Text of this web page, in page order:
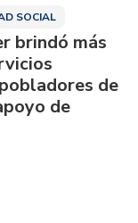
SOCIAL
brindó más
de
de